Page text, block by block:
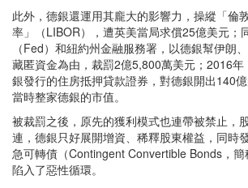
此外，德銀還運用其龐大的影響力，操縱「倫
率」（LIBOR），遭英美當局求償25億美元；
（Fed）和紐約州金融服務署，以德銀幫伊朗
藏匿資金為由，裁罰2億5,800萬美元；2016
銀發行的住房抵押貸款證券，對德銀開出140
當時整家德銀的市值。
被裁罰之後，原先的獲利模式也連帶被禁止，
連，德銀只好展開增資、稀釋股東權益，同時
急可轉債（Contingent Convertible Bonds，簡
陷入了惡性循環。